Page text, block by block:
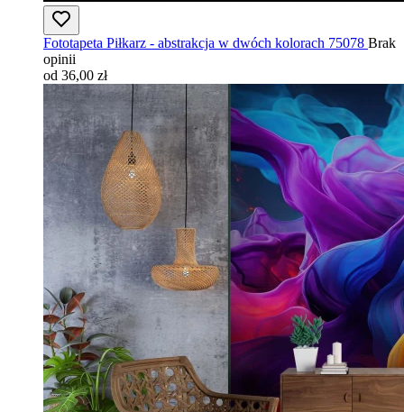
Fototapeta Piłkarz - abstrakcja w dwóch kolorach 75078 Brak
opinii
od 36,00 zł